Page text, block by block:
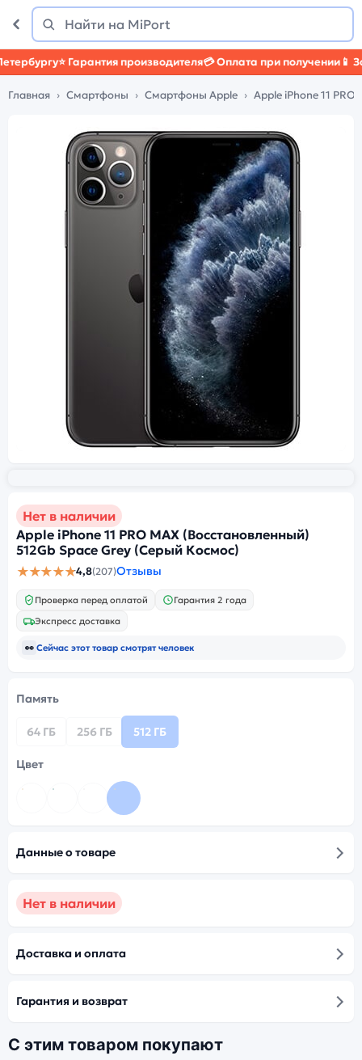
Поиск
Найти
⭐ Гарантия производителя💳 Оплата при получении📱
Главная Смартфоны Смартфоны Apple Apple iPhone 11
Нет в наличии
Apple iPhone 11 PRO MAX (Восстановленный)
512Gb Space Grey (Серый Космос)
★★★★★4,8(207)Отзывы
Проверка перед оплатой
Гарантия 2 года
Экспресс доставка
👀 Сейчас этот товар смотрятчеловек
Память
64 ГБ 256 ГБ 512 ГБ
Цвет
Данные о товаре
Нет в наличии
Доставка и оплата
Гарантия и возврат
С этим товаром покупают